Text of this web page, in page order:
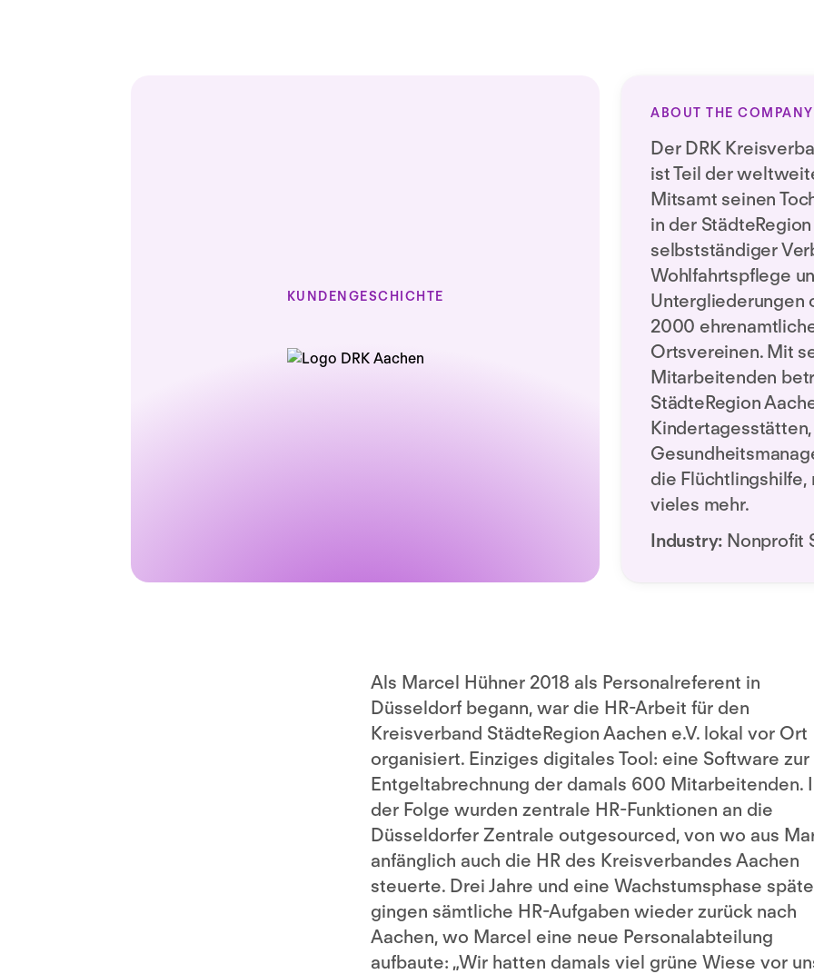
KUNDENGESCHICHTE
ABOUT THE COMPANY
Der DRK
ist Teil der
Mitsamt seinen
in der
selbstständiger
Wohlfahrtspflege
Untergliederungen
2000
Ortsvereinen. Mit
Mitarbeitenden
StädteRegion
die Flüchtlingshilfe,
vieles mehr.
Industry: Nonprofit
Als Marcel Hühner 2018 als Personalreferent in
Düsseldorf begann, war die HR-Arbeit für den
Kreisverband StädteRegion Aachen e.V. lokal vor Ort
organisiert. Einziges digitales Tool: eine Software zur
Entgeltabrechnung der damals 600 Mitarbeitenden.
der Folge wurden zentrale HR-Funktionen an die
Düsseldorfer Zentrale outgesourced, von wo aus
anfänglich auch die HR des Kreisverbandes Aachen
steuerte. Drei Jahre und eine Wachstumsphase
gingen sämtliche HR-Aufgaben wieder zurück nach
Aachen, wo Marcel eine neue Personalabteilung
aufbaute: „Wir hatten damals viel grüne Wiese vor